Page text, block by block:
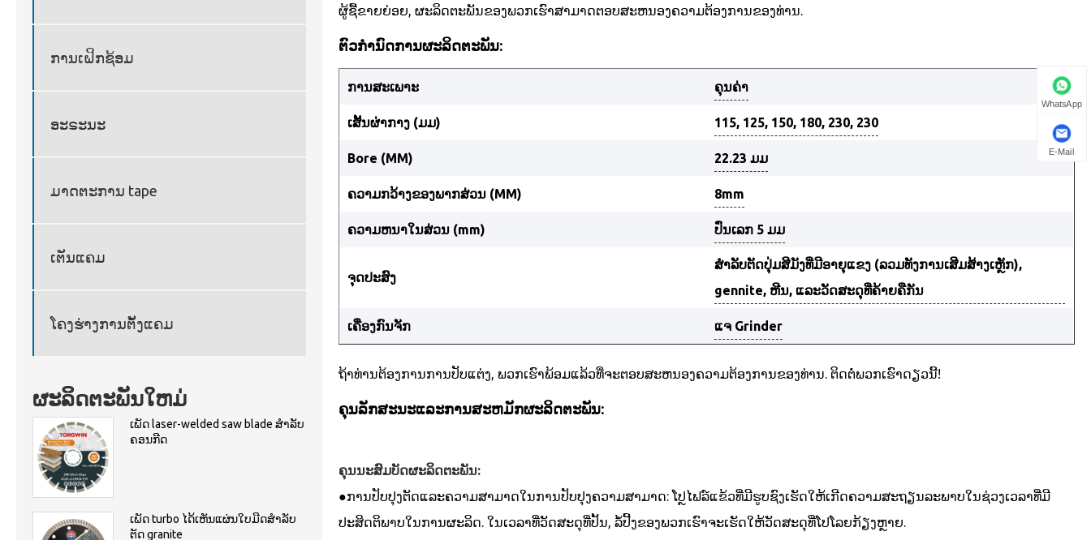
ການເຝິກຊ້ອມ
ອະຣະນະ
ມາດຕະການ tape
ເຕັນແຄມ
ໂຄງຮ່າງການຕັ້ງແຄມ
ຜະລິດຕະພັນໃຫມ່
ເພັດ laser-welded saw blade ສໍາລັບ
ຄອນກີດ
ເພັດ turbo ໄດ້ເຫັນແຜ່ນໃບມີດສໍາລັບ
ຕັດ granite
ຜູ້ຊື້ຂາຍຍ່ອຍ, ຜະລິດຕະພັນຂອງພວກເຮົາສາມາດຕອບສະຫນອງຄວາມຕ້ອງການຂອງທ່ານ.
ຕົວກໍານົດການຜະລິດຕະພັນ:
ການສະເພາະ ຄຸນຄ່າ
ເສັ້ນຜ່າກາງ (ມມ) 115, 125, 150, 180, 230, 230
Bore (MM) 22.23 ມມ
ຄວາມກວ້າງຂອງພາກສ່ວນ (MM) 8mm
ຄວາມຫນາໃນສ່ວນ (mm) ປົ່ນເລກ 5 ມມ
ຈຸດປະສົງ
ສໍາລັບຕັດປຸ່ມສີມັງທີ່ມີອາຍຸແຂງ (ລວມທັງການເສີມສ້າງເຫຼັກ),
gennite, ຫີນ, ແລະວັດສະດຸທີ່ຄ້າຍຄືກັນ
ເຄື່ອງກົນຈັກ ແຈ Grinder
ຖ້າທ່ານຕ້ອງການການປັບແຕ່ງ, ພວກເຮົາພ້ອມແລ້ວທີ່ຈະຕອບສະຫນອງຄວາມຕ້ອງການຂອງທ່ານ. ຕິດຕໍ່ພວກເຮົາດຽວນີ້!
ຄຸນລັກສະນະແລະການສະຫມັກຜະລິດຕະພັນ:
ຄຸນນະສົມບັດຜະລິດຕະພັນ:
●ການປັບປຸງຕັດແລະຄວາມສາມາດໃນການປັບປຸງຄວາມສາມາດ: ໂປຼໄຟລ໌ແຂ້ວທີ່ມີຮູບຊົງເຮັດໃຫ້ເກີດຄວາມສະຖຽນລະພາບໃນຊ່ວງເວລາທີ່ມີ
ປະສິດຕິພາບໃນການຜະລິດ. ໃນເວລາທີ່ວັດສະດຸທີ່ປັ້ນ, ລໍ້ປີ້ງຂອງພວກເຮົາຈະເຮັດໃຫ້ວັດສະດຸທີ່ໂປໂລຍກ້ຽງຫຼາຍ.
WhatsApp
E-Mail